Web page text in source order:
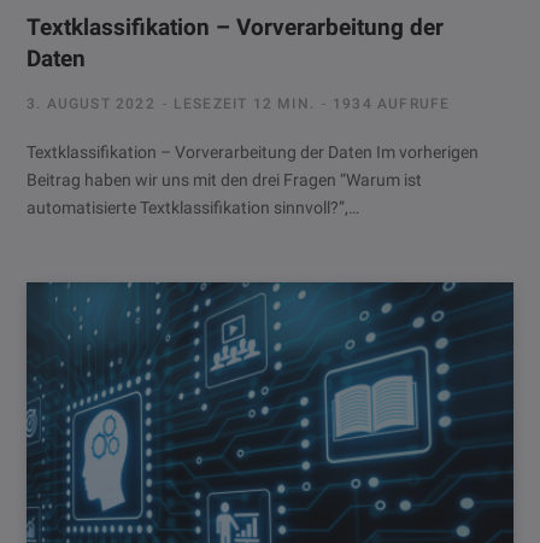
Textklassifikation – Vorverarbeitung der
Daten
3. AUGUST 2022 LESEZEIT 12 MIN. 1934 AUFRUFE
Textklassifikation – Vorverarbeitung der Daten Im vorherigen
Beitrag haben wir uns mit den drei Fragen “Warum ist
automatisierte Textklassifikation sinnvoll?”,…